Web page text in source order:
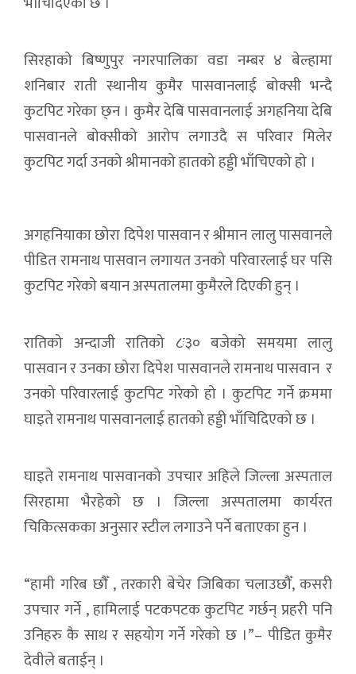
सिरहाको बिष्णुपुर नगरपालिका वडा नम्बर ४ बेल्हामा
शनिबार राती स्थानीय कुमैर पासवानलाई बोक्सी भन्दै
कुटपिट गरेका छ्न । कुमैर देबि पासवानलाई अगहनिया देबि
पासवानले बोक्सीको आरोप लगाउदै स परिवार मिलेर
कुटपिट गर्दा उनको श्रीमानको हातको हड्डी भाँचिएको हो ।
अगहनियाका छोरा दिपेश पासवान र श्रीमान लालु पासवानले
पीडित रामनाथ पासवान लगायत उनको परिवारलाई घर पसि
कुटपिट गरेको बयान अस्पतालमा कुमैरले दिएकी हुन् ।
रातिको अन्दाजी रातिको ८ः३० बजेको समयमा लालु
पासवान र उनका छोरा दिपेश पासवानले रामनाथ पासवान र
उनको परिवारलाई कुटपिट गरेको हो । कुटपिट गर्ने क्रममा
घाइते रामनाथ पासवानलाई हातको हड्डी भाँचिदिएको छ ।
घाइते रामनाथ पासवानको उपचार अहिले जिल्ला अस्पताल
सिरहामा भैरहेको छ । जिल्ला अस्पतालमा कार्यरत
चिकित्सकका अनुसार स्टील लगाउने पर्ने बताएका हुन ।
“हामी गरिब छौँ , तरकारी बेचेर जिबिका चलाउछौँ, कसरी
उपचार गर्ने , हामिलाई पटकपटक कुटपिट गर्छन् प्रहरी पनि
उनिहरु कै साथ र सहयोग गर्ने गरेको छ ।”– पीडित कुमैर
देवीले बताईन् ।